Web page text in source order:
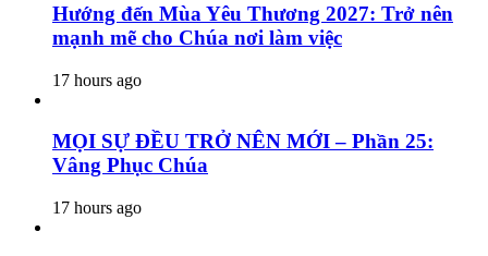
Hướng đến Mùa Yêu Thương 2027: Trở nên
mạnh mẽ cho Chúa nơi làm việc
17 hours ago
MỌI SỰ ĐỀU TRỞ NÊN MỚI – Phần 25:
Vâng Phục Chúa
17 hours ago